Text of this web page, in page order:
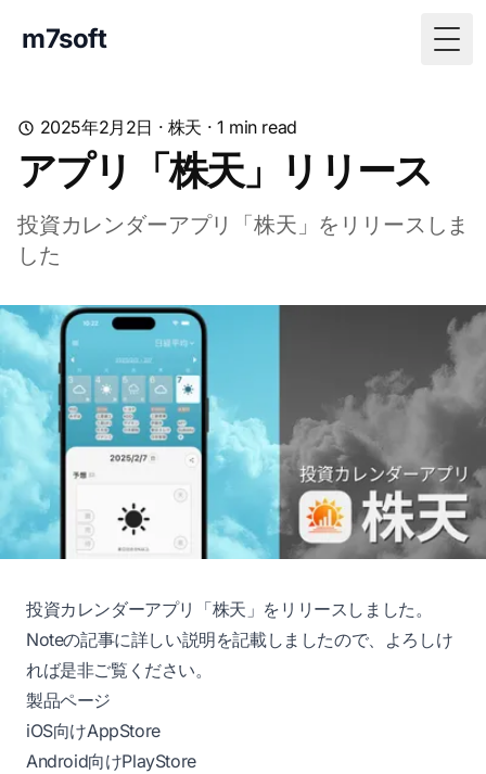
m7soft
2025年2月2日 · 株天 · 1 min read
アプリ「株天」リリース
投資カレンダーアプリ「株天」をリリースしま
した
投資カレンダーアプリ「株天」をリリースしました。
Noteの記事に詳しい説明を記載しましたので、よろしけ
れば是非ご覧ください。
製品ページ
iOS向けAppStore
Android向けPlayStore